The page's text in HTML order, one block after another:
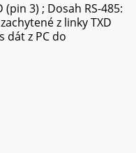
(pin 3) ; Dosah RS-485:
z linky TXD
dát z PC do